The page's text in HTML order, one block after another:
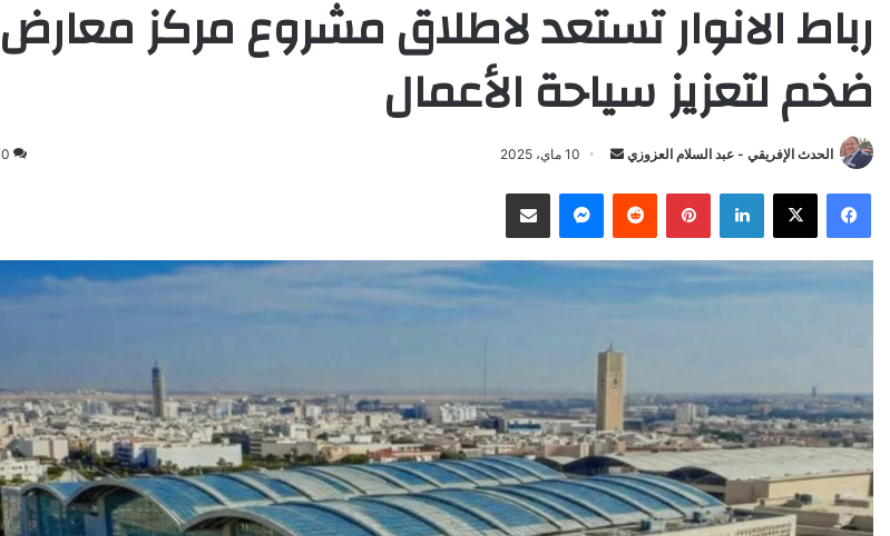
رباط الانوار تستعد لاطلاق مشروع مركز معارض
ضخم لتعزيز سياحة الأعمال
الحدث الإفريقي - عبد السلام العزوزي
Send
email
10 ماي، 2025 0
Facebook
X
LinkedIn
Pinterest
Reddit
Messengerانشر عبر البريد الإلكتروني